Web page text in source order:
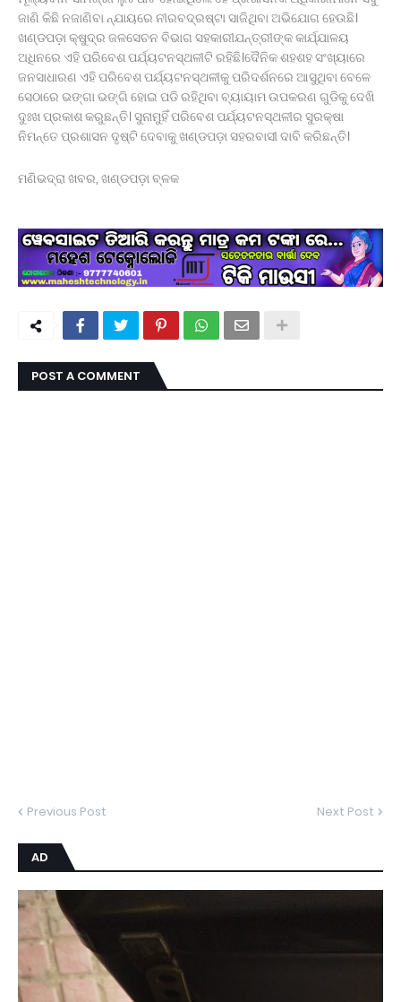
ଜାଣି କିଛି ନଜାଣିବା ନ୍ଯାୟରେ ନୀରବଦ୍ରଷ୍ଟା ସାଜିଥିବା ଅଭିଯୋଗ ହେଉଛି।
ଖଣ୍ଡପଡ଼ା କ୍ଷୁଦ୍ର ଜଳସେଚନ ବିଭାଗ ସହକାରୀଯନ୍ତ୍ରୀଙ୍କ କାର୍ଯ୍ଯାଳୟ
ଅଧିନରେ ଏହି ପରିବେଶ ପର୍ଯ୍ୟଟନସ୍ଥଳୀଟି ରହିଛି।ଦୈନିକ ଶହଶହ ସଂଖ୍ୟାରେ
ଜନସାଧାରଣ ଏହି ପରିବେଶ ପର୍ଯ୍ୟଟନସ୍ଥଳୀକୁ ପରିଦର୍ଶନରେ ଆସୁଥିବା ବେଳେ
ସେଠାରେ ଭଙ୍ଗା ଭଙ୍ଗି ହୋଇ ପଡି ରହିଥିବା ବ୍ୟାୟାମ ଉପକରଣ ଗୁଡିକୁ ଦେଖି
ଦୁଃଖ ପ୍ରକାଶ କରୁଛନ୍ତି। ସୁନାମୁହିଁ ପରିବେଶ ପର୍ଯ୍ୟଟନସ୍ଥଳୀର ସୁରକ୍ଷା
ନିମନ୍ତେ ପ୍ରଶାସନ ଦୃଷ୍ଟି ଦେବାକୁ ଖଣ୍ଡପଡ଼ା ସହରବାସୀ ଦାବି କରିଛନ୍ତି।
ମଣିଭଦ୍ରା ଖବର, ଖଣ୍ଡପଡ଼ା ବ୍ଳକ
POST A COMMENT
Previous Post Next Post
AD